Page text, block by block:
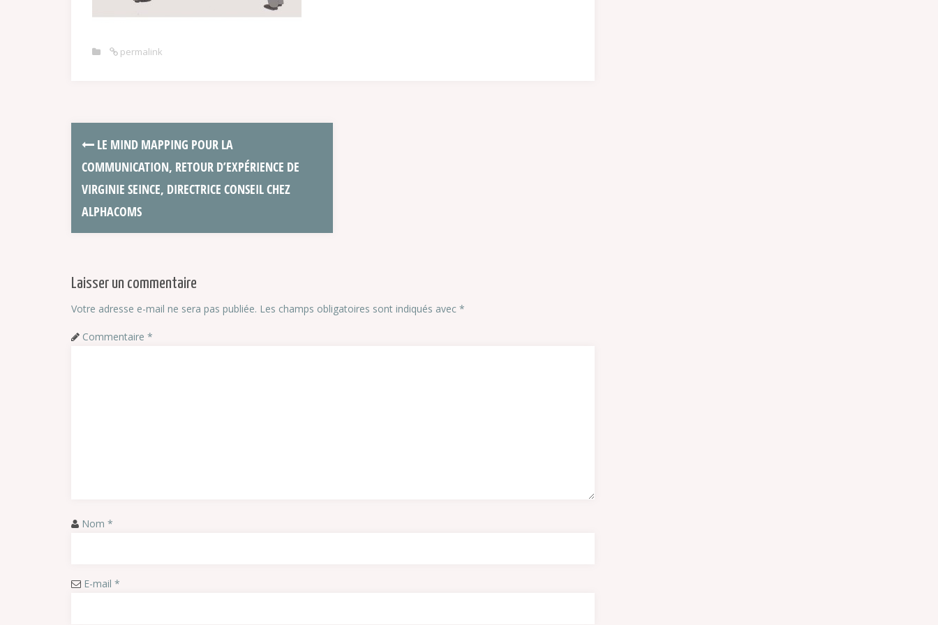
permalink
LE MIND MAPPING POUR LA
COMMUNICATION, RETOUR D’EXPÉRIENCE DE
VIRGINIE SEINCE, DIRECTRICE CONSEIL CHEZ
ALPHACOMS
Laisser un commentaire
Votre adresse e-mail ne sera pas publiée. Les champs obligatoires sont indiqués avec *
Commentaire *
Nom *
E-mail *